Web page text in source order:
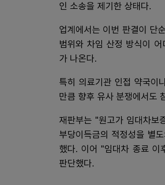
인 소송을 제기한 상태다.
업계에서는 이번 판결이 단
범위와 차임 산정 방식이
가 나온다.
특히 의료기관 인접 약국이
만큼 향후 유사 분쟁에서도
재판부는 "원고가 임대차보
부당이득금의 적정성을 별
했다. 이어 "임대차 종료 이
판단했다.